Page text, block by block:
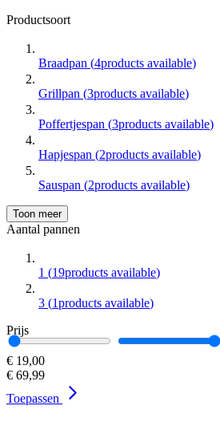
Productsoort
Braadpan (4products available)
Grillpan (3products available)
Poffertjespan (3products available)
Hapjespan (2products available)
Sauspan (2products available)
Toon meer
Aantal pannen
1 (19products available)
3 (1products available)
Prijs
€ 19,00
€ 69,99
Toepassen